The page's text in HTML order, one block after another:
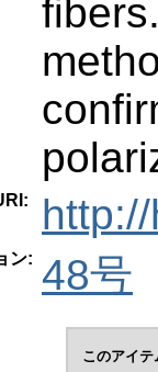
ン: 48号
このアイ